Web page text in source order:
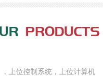
上位控制系统，上位计算机